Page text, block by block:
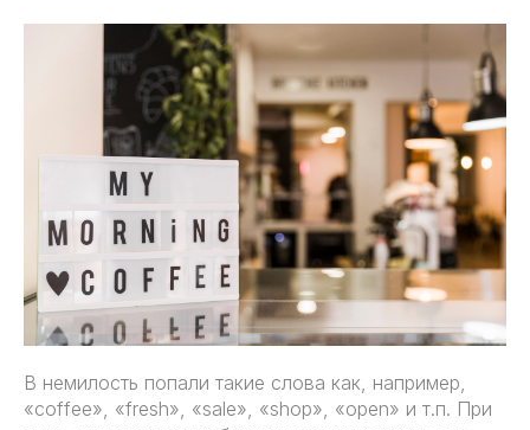
В немилость попали такие слова как, например,
«coffee», «fresh», «sale», «shop», «open» и т.п. При